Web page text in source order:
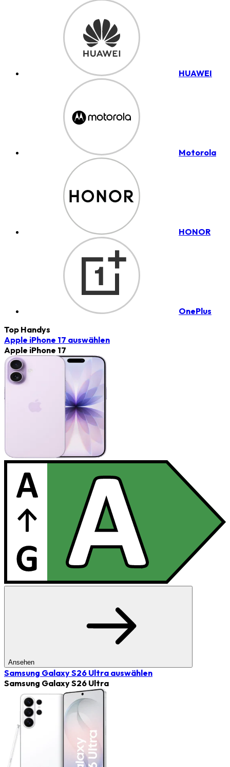
HUAWEI
Motorola
HONOR
OnePlus
Top Handys
Apple iPhone 17 auswählen
Apple iPhone 17
Ansehen
Samsung Galaxy S26 Ultra auswählen
Samsung Galaxy S26 Ultra